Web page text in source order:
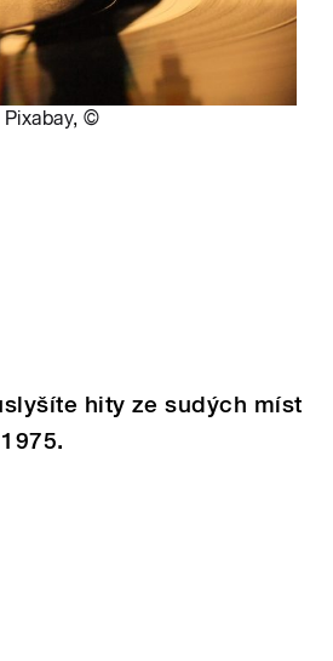
,©
hity ze sudých míst